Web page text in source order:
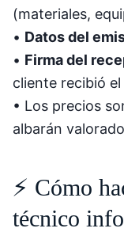
(materiales,
• Datos del
• Firma del
cliente recibió
• Los precios
albarán
⚡ Cómo
técnico